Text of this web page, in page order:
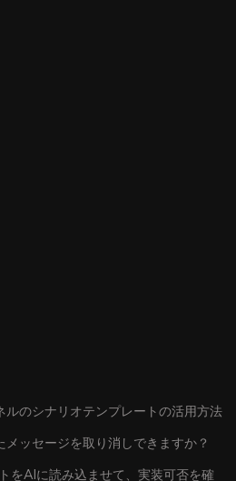
ルのシナリオテンプレートの活用方法
メッセージを取り消しできますか？
をAIに読み込ませて、実装可否を確